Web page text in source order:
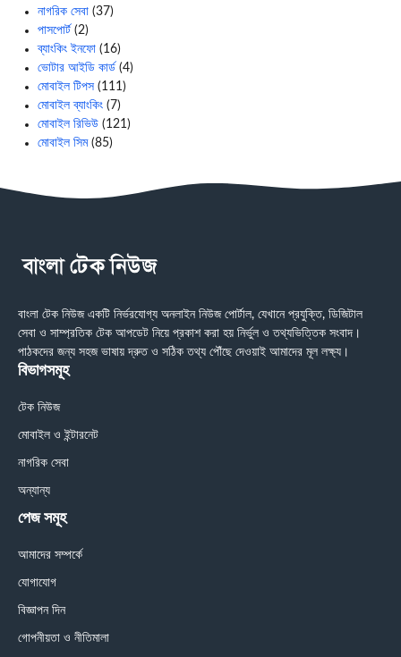
নাগরিক সেবা (37)
পাসপোর্ট (2)
ব্যাংকিং ইনফো (16)
ভোটার আইডি কার্ড (4)
মোবাইল টিপস (111)
মোবাইল ব্যাংকিং (7)
মোবাইল রিভিউ (121)
মোবাইল সিম(85)
বাংলা টেক নিউজ একটি নির্ভরযোগ্য অনলাইন নিউজ পোর্টাল, যেখানে প্রযুক্তি, ডিজিটাল
সেবা ও সাম্প্রতিক টেক আপডেট নিয়ে প্রকাশ করা হয় নির্ভুল ও তথ্যভিত্তিক সংবাদ।
পাঠকদের জন্য সহজ ভাষায় দ্রুত ও সঠিক তথ্য পৌঁছে দেওয়াই আমাদের মূল লক্ষ্য।
বিভাগসমূহ
টেক নিউজ
মোবাইল ও ইন্টারনেট
নাগরিক সেবা
অন্যান্য
পেজ সমূহ
আমাদের সম্পর্কে
যোগাযোগ
বিজ্ঞাপন দিন
গোপনীয়তা ও নীতিমালা